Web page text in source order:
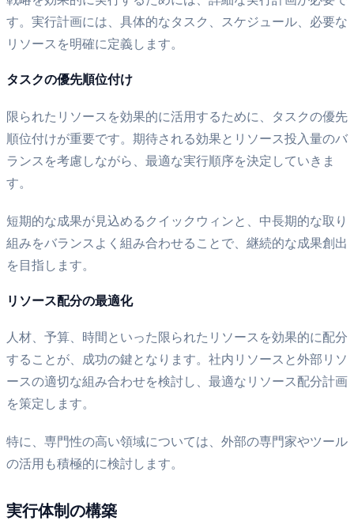
す。実行計画には、具体的なタスク、スケジュール、必要な
リソースを明確に定義します。
タスクの優先順位付け
限られたリソースを効果的に活用するために、タスクの優先
順位付けが重要です。期待される効果とリソース投入量のバ
ランスを考慮しながら、最適な実行順序を決定していきま
す。
短期的な成果が見込めるクイックウィンと、中長期的な取り
組みをバランスよく組み合わせることで、継続的な成果創出
を目指します。
リソース配分の最適化
人材、予算、時間といった限られたリソースを効果的に配分
することが、成功の鍵となります。社内リソースと外部リソ
ースの適切な組み合わせを検討し、最適なリソース配分計画
を策定します。
特に、専門性の高い領域については、外部の専門家やツール
の活用も積極的に検討します。
実行体制の構築